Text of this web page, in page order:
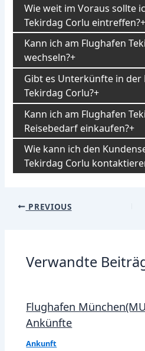
Wie weit im Voraus sollte
Tekirdag Corlu eintreffen?
Kann ich am Flughafen
wechseln?
Gibt es Unterkünfte in der
Tekirdag Corlu?
Kann ich am Flughafen
Reisebedarf einkaufen?
Wie kann ich den
Tekirdag Corlu
Post
PREVIOUS
Verwandte
Flughafen
Ankünfte
Ankunft